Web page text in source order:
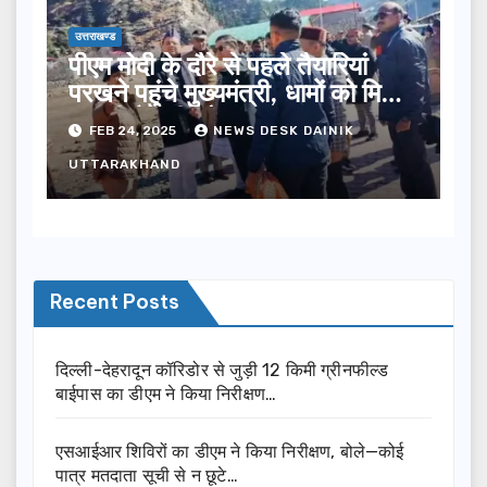
उत्तराखण्ड
पीएम मोदी के दौरे से पहले तैयारियां
परखने पहुंचे मुख्यमंत्री, धामों को मिल
सकती है बड़ी सौगात
FEB 24, 2025 NEWS DESK DAINIK
UTTARAKHAND
Recent Posts
दिल्ली-देहरादून कॉरिडोर से जुड़ी 12 किमी ग्रीनफील्ड
बाईपास का डीएम ने किया निरीक्षण…
एसआईआर शिविरों का डीएम ने किया निरीक्षण, बोले—कोई
पात्र मतदाता सूची से न छूटे…